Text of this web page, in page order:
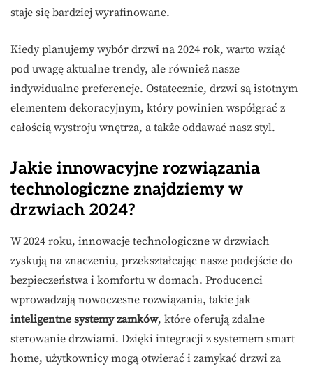
staje się bardziej wyrafinowane.
Kiedy planujemy wybór drzwi na 2024 rok, warto wziąć
pod uwagę aktualne trendy, ale również nasze
indywidualne preferencje. Ostatecznie, drzwi są istotnym
elementem dekoracyjnym, który powinien współgrać z
całością wystroju wnętrza, a także oddawać nasz styl.
Jakie innowacyjne rozwiązania
technologiczne znajdziemy w
drzwiach 2024?
W 2024 roku, innowacje technologiczne w drzwiach
zyskują na znaczeniu, przekształcając nasze podejście do
bezpieczeństwa i komfortu w domach. Producenci
wprowadzają nowoczesne rozwiązania, takie jak
inteligentne systemy zamków, które oferują zdalne
sterowanie drzwiami. Dzięki integracji z systemem smart
home, użytkownicy mogą otwierać i zamykać drzwi za